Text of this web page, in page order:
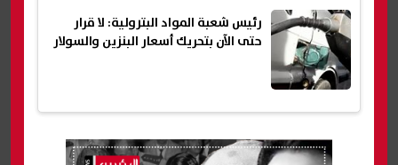
رئيس شعبة المواد البترولية: لا قرار
حتى الآن بتحريك أسعار البنزين والسولار